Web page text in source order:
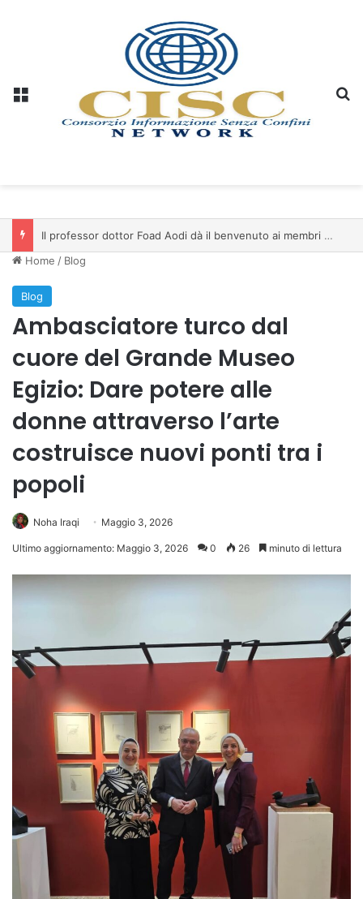
Il professor dottor Foad Aodi dà il benvenuto ai membri del Comitato per le Scienze delle Piramidi e le Scienze Archeologiche…
Home / Blog
Blog
Ambasciatore turco dal
cuore del Grande Museo
Egizio: Dare potere alle
donne attraverso l’arte
costruisce nuovi ponti tra i
popoli
Noha Iraqi Maggio 3, 2026
Ultimo aggiornamento: Maggio 3, 2026 0 26 minuto di lettura